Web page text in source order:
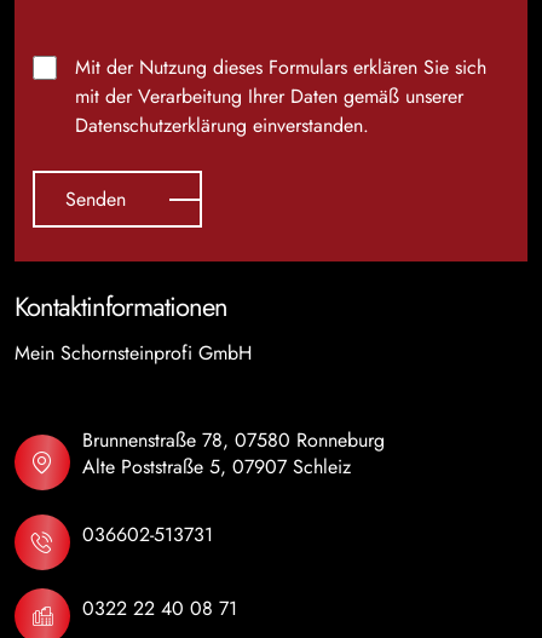
Mit der Nutzung dieses Formulars erklären Sie sich
mit der Verarbeitung Ihrer Daten gemäß unserer
Datenschutzerklärung einverstanden.
Kontaktinformationen
Mein Schornsteinprofi GmbH
Brunnenstraße 78, 07580 Ronneburg
Alte Poststraße 5, 07907 Schleiz
036602-513731
0322 22 40 08 71